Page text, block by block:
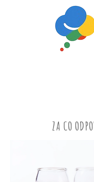
ZA CO